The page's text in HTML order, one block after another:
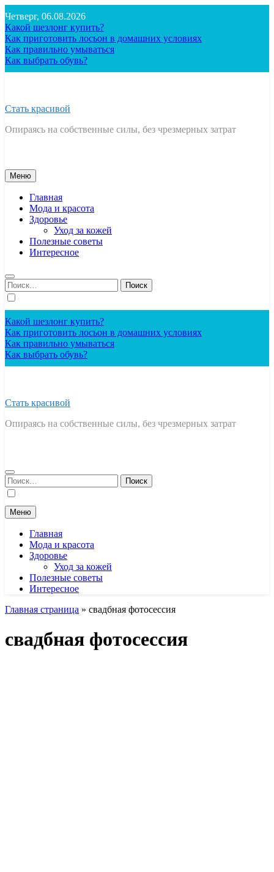
к
содержимому
Четверг, 06.08.2026
Какой шезлонг купить?
Как приготовить лосьон в домашних условиях
Как правильно умываться
Как выбрать обувь?
Стать красивой
Опираясь на собственные силы, без чрезмерных затрат
Меню
Главная
Мода и красота
Здоровье
Уход за кожей
Полезные советы
Интересное
Найти:
Какой шезлонг купить?
Как приготовить лосьон в домашних условиях
Как правильно умываться
Как выбрать обувь?
Стать красивой
Опираясь на собственные силы, без чрезмерных затрат
Найти:
Меню
Главная
Мода и красота
Здоровье
Уход за кожей
Полезные советы
Интересное
Главная страница » свадбная фотосессия
свадбная фотосессия